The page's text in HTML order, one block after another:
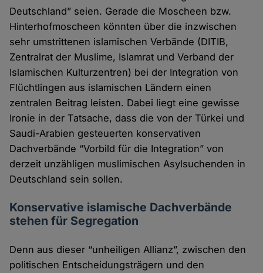
Deutschland” seien. Gerade die Moscheen bzw.
Hinterhofmoscheen könnten über die inzwischen
sehr umstrittenen islamischen Verbände (DITIB,
Zentralrat der Muslime, Islamrat und Verband der
Islamischen Kulturzentren) bei der Integration von
Flüchtlingen aus islamischen Ländern einen
zentralen Beitrag leisten. Dabei liegt eine gewisse
Ironie in der Tatsache, dass die von der Türkei und
Saudi-Arabien gesteuerten konservativen
Dachverbände “Vorbild für die Integration” von
derzeit unzähligen muslimischen Asylsuchenden in
Deutschland sein sollen.
Konservative islamische Dachverbände
stehen für Segregation
Denn aus dieser “unheiligen Allianz”, zwischen den
politischen Entscheidungsträgern und den